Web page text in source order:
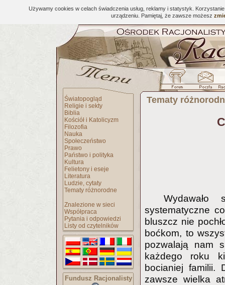
Używamy cookies w celach świadczenia usług, reklamy i statystyk.
urządzeniu. Pamiętaj, że zawsze możesz
Światopogląd
Religie i sekty
Biblia
Kościół i Katolicyzm
Filozofia
Nauka
Społeczeństwo
Prawo
Państwo i polityka
Kultura
Felietony i eseje
Literatura
Ludzie, cytaty
Tematy różnorodne
Znalezione w sieci
Współpraca
Pytania i odpowiedzi
Listy od czytelników
Fundusz Racjonalisty
Tematy
systematyczne
bluszcz nie
boćkom, to
pozwalają nam
każdego roku
bocianiej familii.
zawsze wielka